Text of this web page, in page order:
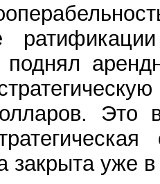
поднял
Это
закрыта уже